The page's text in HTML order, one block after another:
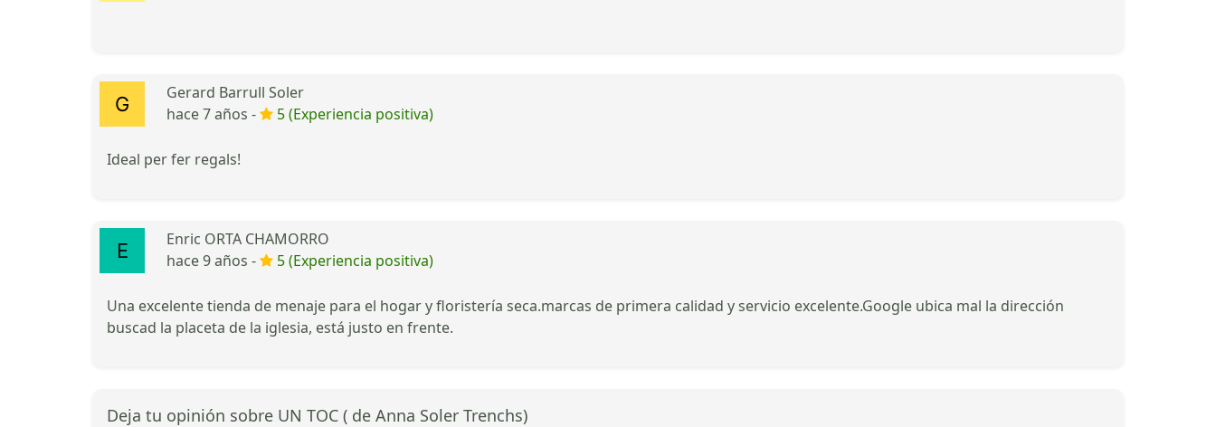
Gerard Barrull Soler
hace 7 años -
5 (Experiencia positiva)
Ideal per fer regals!
Enric ORTA CHAMORRO
hace 9 años -
5 (Experiencia positiva)
Una excelente tienda de menaje para el hogar y floristería seca.marcas de primera calidad y servicio excelente.Google ubica mal la dirección
buscad la placeta de la iglesia, está justo en frente.
Deja tu opinión sobre UN TOC ( de Anna Soler Trenchs)